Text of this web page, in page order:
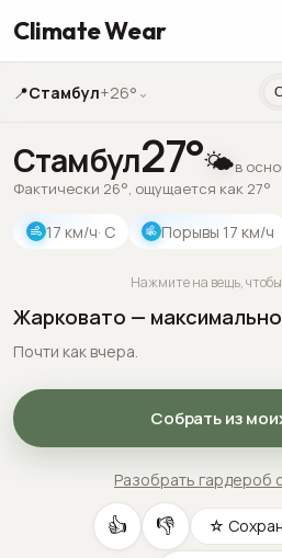
Climate Wear
📍Стамбул+26° ⌄
Стамбул27°🌤️в
Фактически 26°, ощущается как 27°
17 км/ч· С Порывы 17 км/ч
Жарковато —
Почти как вчера.
Собрать из
Разобрать гардероб
Нажмите на вещь,
👍 👎 ☆